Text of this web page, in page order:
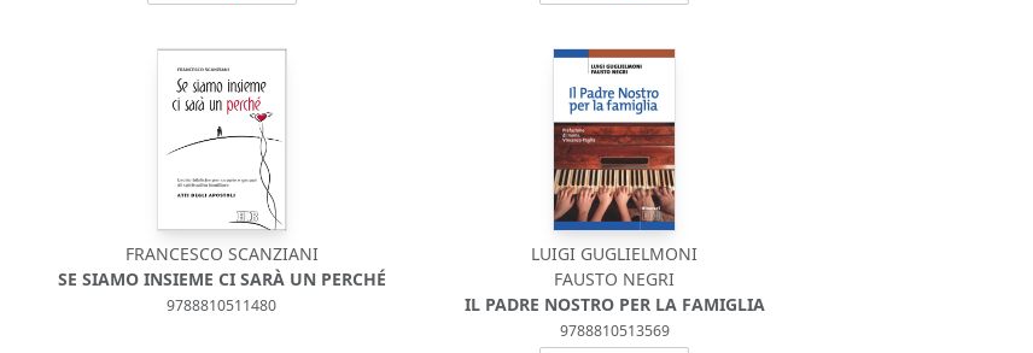
FRANCESCO SCANZIANI
SE SIAMO INSIEME CI SARÀ UN PERCHÉ
9788810511480
LUIGI GUGLIELMONI
FAUSTO NEGRI
IL PADRE NOSTRO PER LA FAMIGLIA
9788810513569